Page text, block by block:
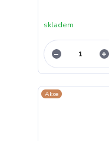
skladem
Akce